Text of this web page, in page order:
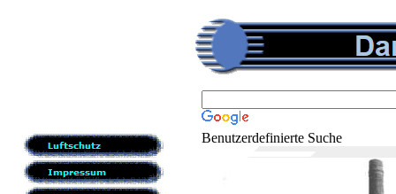
Benutzerdefinierte Suche